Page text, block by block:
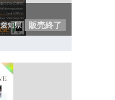
愛知県 販売終了